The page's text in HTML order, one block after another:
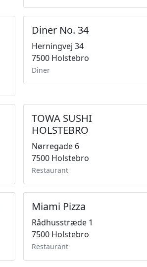
Diner No. 34
Herningvej 34
7500 Holstebro
Diner
TOWA SUSHI
HOLSTEBRO
Nørregade 6
7500 Holstebro
Restaurant
Miami Pizza
Rådhusstræde 1
7500 Holstebro
Restaurant